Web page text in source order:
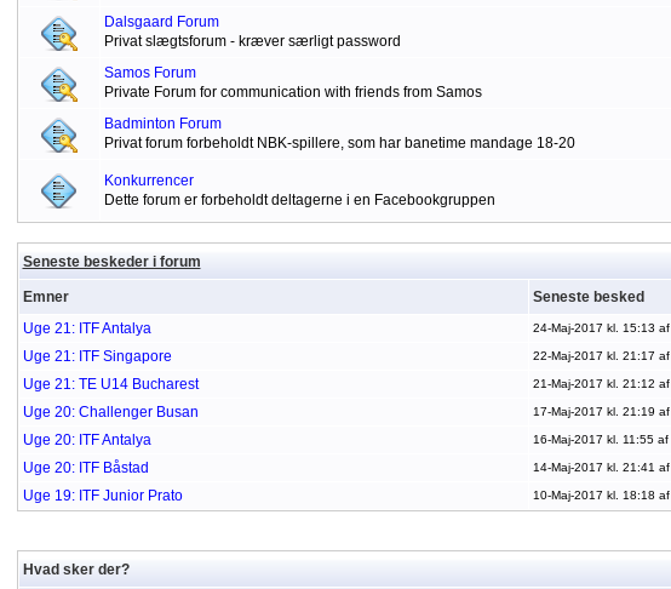
Dalsgaard Forum
Privat slægtsforum - kræver særligt password
Samos Forum
Private Forum for communication with friends from Samos
Badminton Forum
Privat forum forbeholdt NBK-spillere, som har banetime mandage 18-20
Konkurrencer
Dette forum er forbeholdt deltagerne i en Facebookgruppen
Seneste beskeder i forum
Emner Seneste besked
Uge 21: ITF Antalya
24-Maj-2017 kl. 15:13 af
Uge 21: ITF Singapore
22-Maj-2017 kl. 21:17 af
Uge 21: TE U14 Bucharest
21-Maj-2017 kl. 21:12 af
Uge 20: Challenger Busan
17-Maj-2017 kl. 21:19 af
Uge 20: ITF Antalya
16-Maj-2017 kl. 11:55 af
Uge 20: ITF Båstad
14-Maj-2017 kl. 21:41 af
Uge 19: ITF Junior Prato
10-Maj-2017 kl. 18:18 af
Hvad sker der?